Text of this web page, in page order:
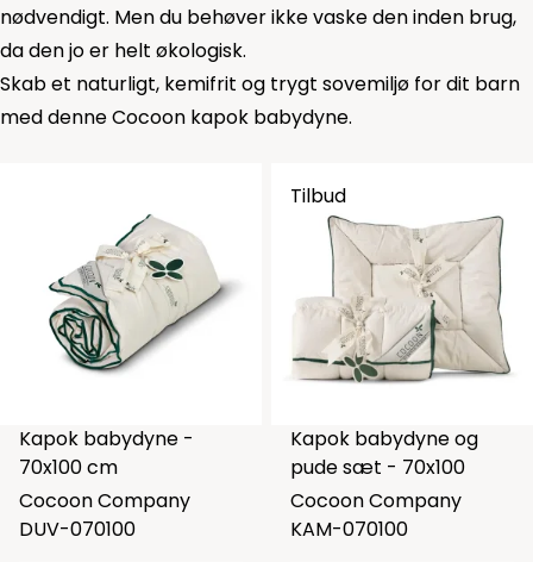
nødvendigt. Men du behøver ikke vaske den inden brug,
da den jo er helt økologisk.
Skab et naturligt, kemifrit og trygt sovemiljø for dit barn
med denne Cocoon kapok babydyne.
Kapok babydyne -
70x100 cm
Cocoon Company
DUV-070100
Tilbud
Kapok babydyne og
pude sæt - 70x100
Cocoon Company
KAM-070100